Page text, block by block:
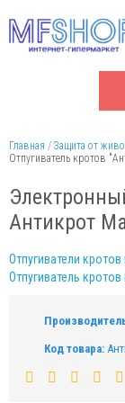
Главная Защита от
Отпугиватель кротов
Антикрот
Отпугиватели
Отпугиватель
Код товара: